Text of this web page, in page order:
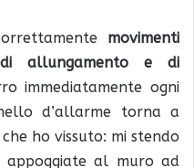
movimenti
allungamento e di
immediatamente ogni
d’allarme torna a
ho vissuto: mi stendo
al muro ad